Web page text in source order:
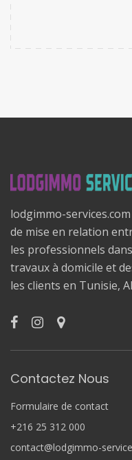
lodgimmo-
de mise en relation
les professionnels
travaux à domicile et
les clients en Tunisie,
Contactez Nous
Formulaire de contact
+216 25 312 000
contact@lodgimmo-